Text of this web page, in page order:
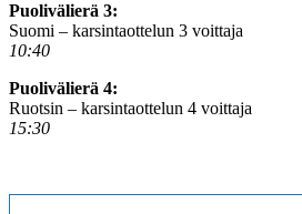
Puolivälierä 3:
Suomi – karsintaottelun 3 voittaja
10:40
Puolivälierä 4:
Ruotsin – karsintaottelun 4 voittaja
15:30